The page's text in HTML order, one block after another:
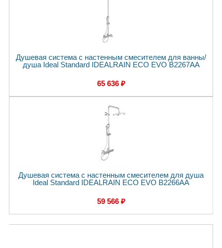
Душевая система с настенным смесителем для ванны/
душа Ideal Standard IDEALRAIN ECO EVO B2267AA
65 636 ₽
Душевая система с настенным смесителем для душа
Ideal Standard IDEALRAIN ECO EVO B2266AA
59 566 ₽